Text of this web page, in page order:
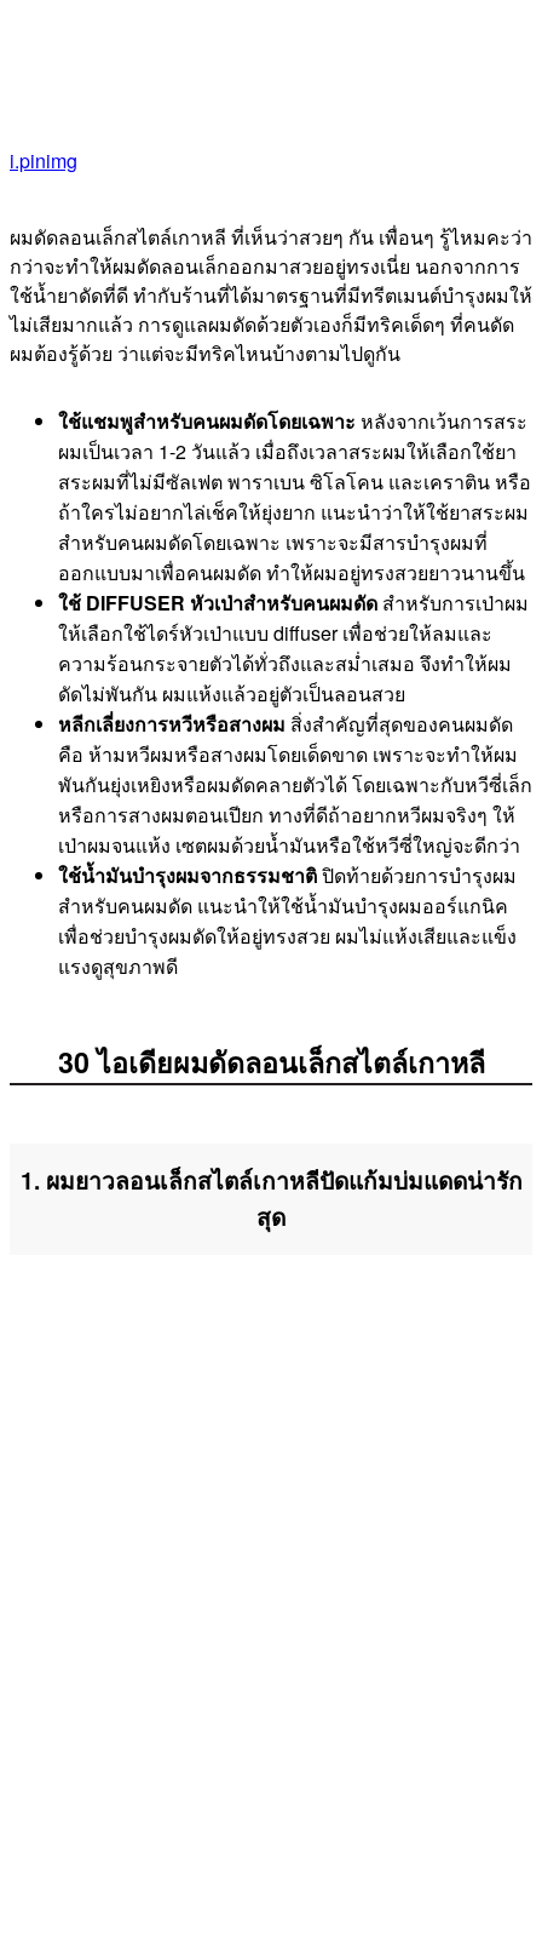
i.pinimg
ผมดัดลอนเล็กสไตล์เกาหลี ที่เห็นว่าสวยๆ กัน เพื่อนๆ รู้ไหมคะว่า
กว่าจะทำให้ผมดัดลอนเล็กออกมาสวยอยู่ทรงเนี่ย นอกจากการ
ใช้น้ำยาดัดที่ดี ทำกับร้านที่ได้มาตรฐานที่มีทรีตเมนต์บำรุงผมให้
ไม่เสียมากแล้ว การดูแลผมดัดด้วยตัวเองก็มีทริคเด็ดๆ ที่คนดัด
ผมต้องรู้ด้วย ว่าแต่จะมีทริคไหนบ้างตามไปดูกัน
ใช้แชมพูสำหรับคนผมดัดโดยเฉพาะ หลังจากเว้นการสระ
ผมเป็นเวลา 1-2 วันแล้ว เมื่อถึงเวลาสระผมให้เลือกใช้ยา
สระผมที่ไม่มีซัลเฟต พาราเบน ซิโลโคน และเคราติน หรือ
ถ้าใครไม่อยากไล่เช็คให้ยุ่งยาก แนะนำว่าให้ใช้ยาสระผม
สำหรับคนผมดัดโดยเฉพาะ เพราะจะมีสารบำรุงผมที่
ออกแบบมาเพื่อคนผมดัด ทำให้ผมอยู่ทรงสวยยาวนานขึ้น
ใช้ DIFFUSER หัวเป่าสำหรับคนผมดัด สำหรับการเป่าผม
ให้เลือกใช้ไดร์หัวเป่าแบบ diffuser เพื่อช่วยให้ลมและ
ความร้อนกระจายตัวได้ทั่วถึงและสม่ำเสมอ จึงทำให้ผม
ดัดไม่พันกัน ผมแห้งแล้วอยู่ตัวเป็นลอนสวย
หลีกเลี่ยงการหวีหรือสางผม สิ่งสำคัญที่สุดของคนผมดัด
คือ ห้ามหวีผมหรือสางผมโดยเด็ดขาด เพราะจะทำให้ผม
พันกันยุ่งเหยิงหรือผมดัดคลายตัวได้ โดยเฉพาะกับหวีซี่เล็ก
หรือการสางผมตอนเปียก ทางที่ดีถ้าอยากหวีผมจริงๆ ให้
เป่าผมจนแห้ง เซตผมด้วยน้ำมันหรือใช้หวีซี่ใหญ่จะดีกว่า
ใช้น้ำมันบำรุงผมจากธรรมชาติปิดท้ายด้วยการบำรุงผม
สำหรับคนผมดัด แนะนำให้ใช้น้ำมันบำรุงผมออร์แกนิค
เพื่อช่วยบำรุงผมดัดให้อยู่ทรงสวย ผมไม่แห้งเสียและแข็ง
แรงดูสุขภาพดี
30 ไอเดียผมดัดลอนเล็กสไตล์เกาหลี
1. ผมยาวลอนเล็กสไตล์เกาหลีปัดแก้มบ่มแดดน่ารัก
สุด